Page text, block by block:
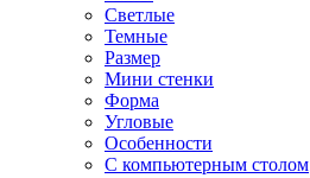
Светлые
Темные
Размер
Мини стенки
Форма
Угловые
Особенности
С компьютерным столом